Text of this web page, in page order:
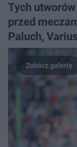
Tych
przed
Paluch,